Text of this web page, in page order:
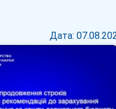
Дата: